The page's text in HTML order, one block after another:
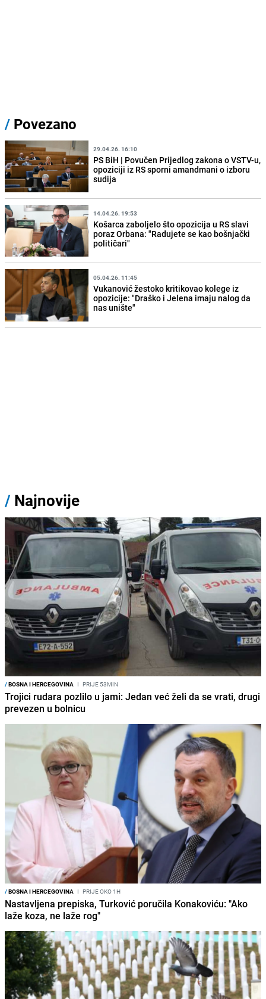
/ Povezano
29.04.26. 16:10
PS BiH | Povučen Prijedlog zakona o VSTV-u,
opoziciji iz RS sporni amandmani o izboru
sudija
14.04.26. 19:53
Košarca zaboljelo što opozicija u RS slavi
poraz Orbana: "Radujete se kao bošnjački
političari"
05.04.26. 11:45
Vukanović žestoko kritikovao kolege iz
opozicije: "Draško i Jelena imaju nalog da
nas unište"
/ Najnovije
/BOSNA I HERCEGOVINA I PRIJE 53MIN
Trojici rudara pozlilo u jami: Jedan već želi da se vrati, drugi
prevezen u bolnicu
/BOSNA I HERCEGOVINA I PRIJE OKO 1H
Nastavljena prepiska, Turković poručila Konakoviću: "Ako
laže koza, ne laže rog"